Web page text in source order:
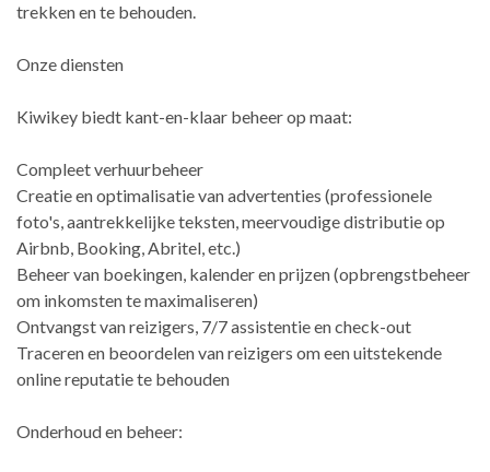
trekken en te behouden.
Onze diensten
Kiwikey biedt kant-en-klaar beheer op maat:
Compleet verhuurbeheer
Creatie en optimalisatie van advertenties (professionele
foto's, aantrekkelijke teksten, meervoudige distributie op
Airbnb, Booking, Abritel, etc.)
Beheer van boekingen, kalender en prijzen (opbrengstbeheer
om inkomsten te maximaliseren)
Ontvangst van reizigers, 7/7 assistentie en check-out
Traceren en beoordelen van reizigers om een uitstekende
online reputatie te behouden
Onderhoud en beheer: